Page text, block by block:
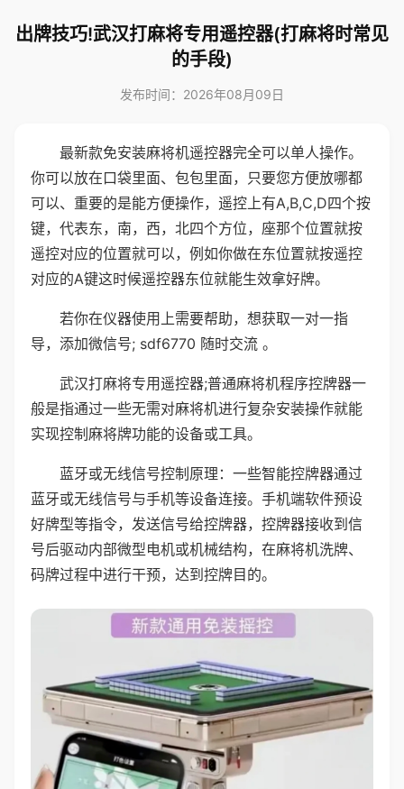
出牌技巧!武汉打麻将专用遥控器(打麻将时常见
的手段)
发布时间：2026年08月09日
最新款免安装麻将机遥控器完全可以单人操作。
你可以放在口袋里面、包包里面，只要您方便放哪都
可以、重要的是能方便操作，遥控上有A,B,C,D四个按
键，代表东，南，西，北四个方位，座那个位置就按
遥控对应的位置就可以，例如你做在东位置就按遥控
对应的A键这时候遥控器东位就能生效拿好牌。
若你在仪器使用上需要帮助，想获取一对一指
导，添加微信号; sdf6770 随时交流 。
武汉打麻将专用遥控器;普通麻将机程序控牌器一
般是指通过一些无需对麻将机进行复杂安装操作就能
实现控制麻将牌功能的设备或工具。
蓝牙或无线信号控制原理：一些智能控牌器通过
蓝牙或无线信号与手机等设备连接。手机端软件预设
好牌型等指令，发送信号给控牌器，控牌器接收到信
号后驱动内部微型电机或机械结构，在麻将机洗牌、
码牌过程中进行干预，达到控牌目的。